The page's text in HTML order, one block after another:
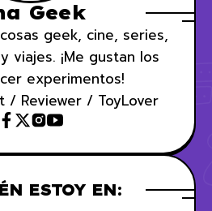
Geek
geek, cine, series,
viajes. ¡Me gustan los
experimentos!
/ Reviewer / ToyLover
ESTOY EN: